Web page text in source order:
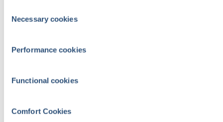
Selection
Necessary cookies
Performance cookies
Functional cookies
Comfort Cookies